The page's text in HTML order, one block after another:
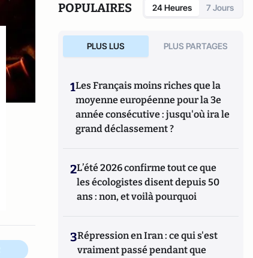
POPULAIRES 24 Heures 7 Jours
PLUS LUS PLUS PARTAGES
1Les Français moins riches que la
moyenne européenne pour la 3e
année consécutive : jusqu'où ira le
grand déclassement ?
2L’été 2026 confirme tout ce que
les écologistes disent depuis 50
ans : non, et voilà pourquoi
3Répression en Iran : ce qui s'est
vraiment passé pendant que